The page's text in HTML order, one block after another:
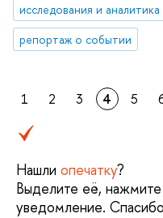
исследования и аналитика
репортаж о событии
1 2 3 4 5
Нашли опечатку?
Выделите её,
уведомление.